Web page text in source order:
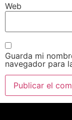
Web
Guarda mi
navegador para